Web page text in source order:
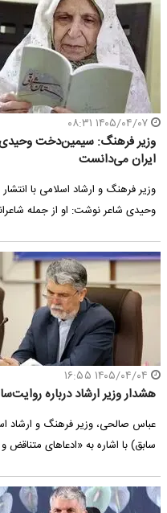
وزیر فرهنگ: سیمین‌دخت
ایران می‌دانست
وزیر فرهنگ و ارشاد اسلامی با
وحیدی شاعر نوشت: او از جمله
هشدار وزیر ارشاد درباره
عباس صالحی، وزیر فرهنگ و ارشاد
سابق) با اشاره به «ادعاهای متناقض